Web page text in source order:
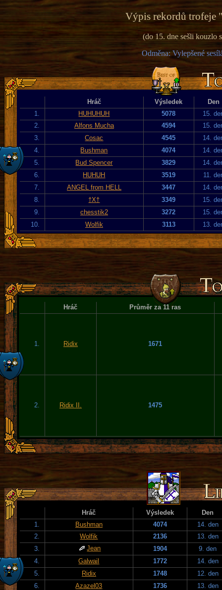
Výpis rekordů trofeje
(do 15. dne sešli kouzlo
Odměna: Vylepšené
Hráč Výsledek
Den
1.
HUHUHUH 5078
15.
2.
Alfons Mucha 4594
15.
3.
Cosac 4545
14.
4.
Bushman 4074
14.
5.
Bud Spencer 3829
14.
6.
HUHUH 3519
11.
7.
ANGEL from HELL 3447
14.
8.
†X† 3349
15.
9.
chesstik2 3272
15.
10.
Wolfik 3113 13.
Hráč Průměr za 11 ras
1. Ridix 1671
2. Ridix II. 1475
Hráč Výsledek
Den
1.
Bushman 4074
14. den
2.
Wolfik 2136
13. den
3.
Jean 1904
9. den
4.
Galwail 1772
14. den
5.
Ridix 1748
12. den
6.
Azazel03 1736
13. den